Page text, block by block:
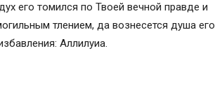
его томился по Твоей вечной правде и
тлением, да вознесется душа его
Аллилуиа.